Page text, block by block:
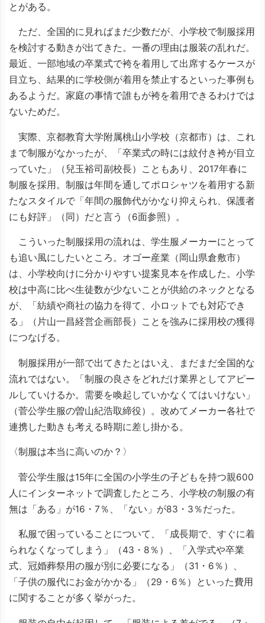
とがある。
ただ、全国的に見ればまだ少数だが、小学校で制服採用
を検討する動きが出てきた。一番の理由は服装の乱れだ。
最近、一部地域の卒業式で袴を着用して出席するケースが
目立ち、結果的に学校側が着用を禁止するといった事例も
あるようだ。家庭の事情で誰もが袴を着用できるわけでは
ないためだ。
実際、京都教育大学附属桃山小学校（京都市）は、これ
まで制服がなかったが、「卒業式の時には紋付き袴が目立
っていた」（兒玉裕司副校長）こともあり、2017年春に
制服を採用。制服は年間を通してポロシャツを着用する新
たなスタイルで「年間の服飾代がかなり抑えられ、保護者
にも好評」（同）だと言う（6面参照）。
こういった制服採用の流れは、学生服メーカーにとって
も追い風にしたいところ。オゴー産業（岡山県倉敷市）
は、小学校向けに分かりやすい提案見本を作成した。小学
校は中高に比べ生徒数が少ないことが供給のネックとなる
が、「紡績や商社の協力を得て、小ロットでも対応でき
る」（片山一昌経営企画部長）ことを強みに採用校の獲得
につなげる。
制服採用が一部で出てきたとはいえ、まだまだ全国的な
流れではない。「制服の良さをどれだけ業界としてアピー
ルしていけるか。需要を喚起していかなくてはいけない」
（菅公学生服の曽山紀浩取締役）。改めてメーカー各社で
連携した動きも考える時期に差し掛かる。
〈制服は本当に高いのか？〉
菅公学生服は15年に全国の小学生の子どもを持つ親600
人にインターネットで調査したところ、小学校の制服の有
無は「ある」が16・7％、「ない」が83・3％だった。
私服で困っていることについて、「成長期で、すぐに着
られなくなってしまう」（43・8％）、「入学式や卒業
式、冠婚葬祭用の服が別に必要になる」（31・6％）、
「子供の服代にお金がかかる」（29・6％）といった費用
に関することが多く挙がった。